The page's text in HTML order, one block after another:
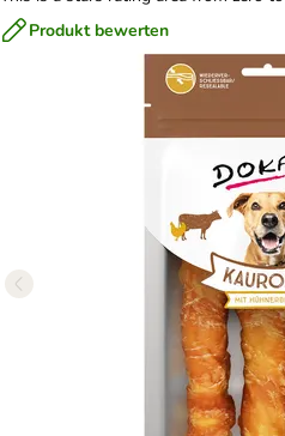
Produkt bewerten